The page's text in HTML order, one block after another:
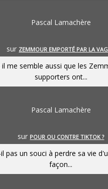
Pascal Lamachère
sur ZEMMOUR EMPORTÉ PAR LA
il me semble aussi que les
supporters ont...
Pascal Lamachère
sur POUR OU CONTRE TIKTOK ?
il pas un souci à perdre sa vie
façon...